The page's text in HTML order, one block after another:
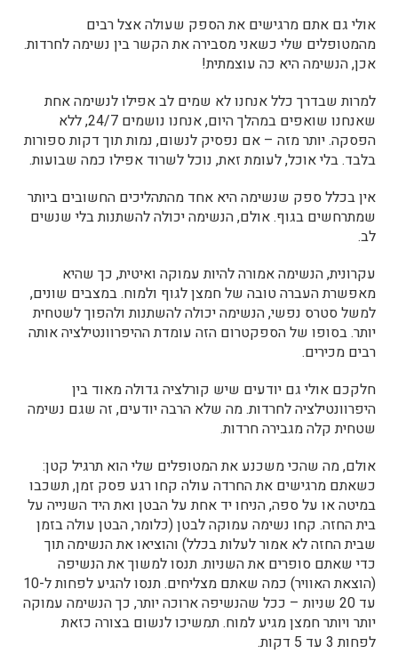
אולי גם אתם מרגישים את הספק שעולה אצל רבים
מהמטופלים שלי כשאני מסבירה את הקשר בין נשימה לחרדות.
אכן, הנשימה היא כה עוצמתית!
למרות שבדרך כלל אנחנו לא שמים לב אפילו לנשימה אחת
שאנחנו שואפים במהלך היום, אנחנו נושמים 24/7, ללא
הפסקה. יותר מזה – אם נפסיק לנשום, נמות תוך דקות ספורות
בלבד. בלי אוכל, לעומת זאת, נוכל לשרוד אפילו כמה שבועות.
אין בכלל ספק שנשימה היא אחד מהתהליכים החשובים ביותר
שמתרחשים בגוף. אולם, הנשימה יכולה להשתנות בלי שנשים
לב.
עקרונית, הנשימה אמורה להיות עמוקה ואיטית, כך שהיא
מאפשרת העברה טובה של חמצן לגוף ולמוח. במצבים שונים,
למשל סטרס נפשי, הנשימה יכולה להשתנות ולהפוך לשטחית
יותר. בסופו של הספקטרום הזה עומדת ההיפרוונטילציה אותה
רבים מכירים.
חלקכם אולי גם יודעים שיש קורלציה גדולה מאוד בין
היפרוונטילציה לחרדות. מה שלא הרבה יודעים, זה שגם נשימה
שטחית קלה מגבירה חרדות.
אולם, מה שהכי משכנע את המטופלים שלי הוא תרגיל קטן:
כשאתם מרגישים את החרדה עולה קחו רגע פסק זמן, תשכבו
במיטה או על ספה, הניחו יד אחת על הבטן ואת היד השנייה על
בית החזה. קחו נשימה עמוקה לבטן (כלומר, הבטן עולה בזמן
שבית החזה לא אמור לעלות בכלל) והוציאו את הנשימה תוך
כדי שאתם סופרים את השניות. תנסו למשוך את הנשיפה
(הוצאת האוויר) כמה שאתם מצליחים. תנסו להגיע לפחות ל-10
עד 20 שניות – ככל שהנשיפה ארוכה יותר, כך הנשימה עמוקה
יותר ויותר חמצן מגיע למוח. תמשיכו לנשום בצורה כזאת
לפחות 3 עד 5 דקות.